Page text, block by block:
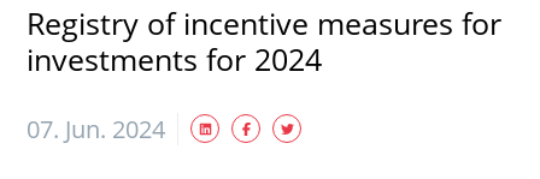
Registry of incentive measures for
investments for 2024
07. Jun. 2024